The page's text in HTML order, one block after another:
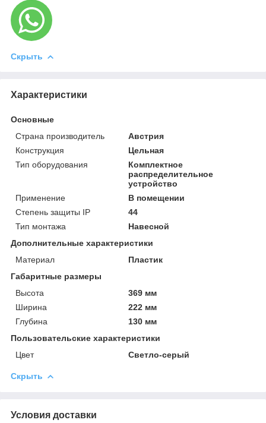
Скрыть
Характеристики
Основные
Страна производитель
Австрия
Конструкция
Цельная
Тип оборудования
Комплектное
распределительное
устройство
Применение
В помещении
Степень защиты IP
44
Тип монтажа
Навесной
Дополнительные характеристики
Материал
Пластик
Габаритные размеры
Высота
369 мм
Ширина
222 мм
Глубина
130 мм
Пользовательские характеристики
Цвет
Светло-серый
Скрыть
Условия доставки